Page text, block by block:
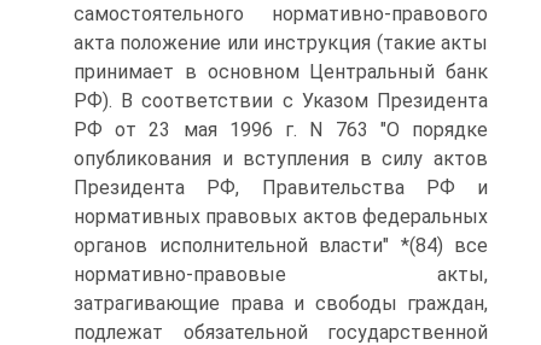
самостоятельного нормативно-правового
акта положение или инструкция (такие акты
принимает в основном Центральный банк
РФ). В соответствии с Указом Президента
РФ от 23 мая 1996 г. N 763 "О порядке
опубликования и вступления в силу актов
Президента РФ, Правительства РФ и
нормативных правовых актов федеральных
органов исполнительной власти" *(84) все
нормативно-правовые акты,
затрагивающие права и свободы граждан,
подлежат обязательной государственной